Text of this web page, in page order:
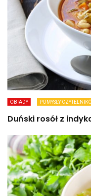
OBIADY POMYSŁY
Duński rosół z